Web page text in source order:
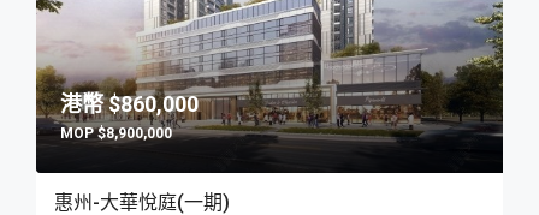
$860,000
$8,900,000
惠州-大華悅庭(一期)